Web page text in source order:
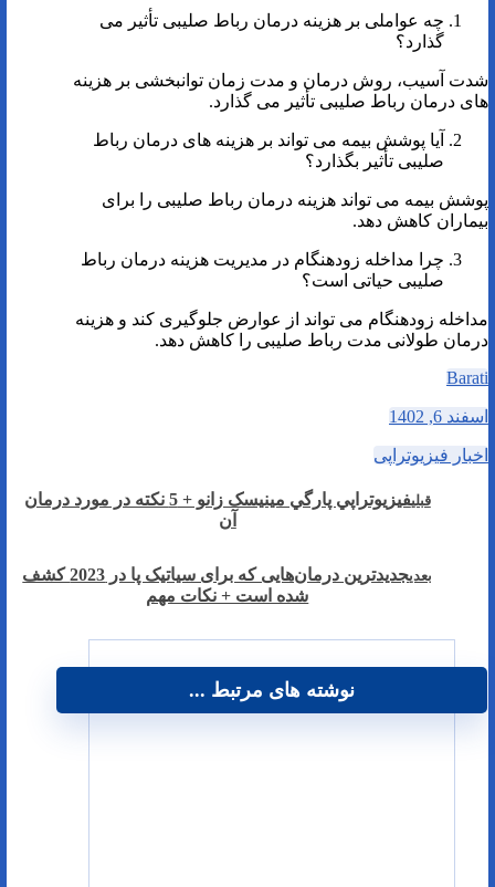
چه عواملی بر هزینه درمان رباط صلیبی تأثیر می
گذارد؟
شدت آسیب، روش درمان و مدت زمان توانبخشی بر هزینه
های درمان رباط صلیبی تأثیر می گذارد.
آیا پوشش بیمه می تواند بر هزینه های درمان رباط
صلیبی تأثیر بگذارد؟
پوشش بیمه می تواند هزینه درمان رباط صلیبی را برای
بیماران کاهش دهد.
چرا مداخله زودهنگام در مدیریت هزینه درمان رباط
صلیبی حیاتی است؟
مداخله زودهنگام می تواند از عوارض جلوگیری کند و هزینه
درمان طولانی مدت رباط صلیبی را کاهش دهد.
Barati
اسفند 6, 1402
اخبار فیزیوتراپی
قبلی
فيزيوتراپي پارگي مينيسک زانو + 5 نکته در مورد درمان
آن
بعدی
جدیدترین درمان‌هایی که برای سیاتیک پا در 2023 کشف
شده است + نکات مهم
نوشته های مرتبط ...